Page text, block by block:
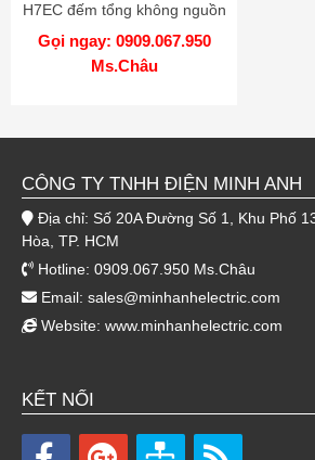
H7EC đếm tổng không nguồn
cấp
Gọi ngay: 0909.067.950
Ms.Châu
CÔNG TY TNHH ĐIỆN MINH ANH
Địa chỉ: Số 20A Đường Số 1, Khu Phố
Hòa, TP. HCM
Hotline: 0909.067.950 Ms.Châu
Email: sales@minhanhelectric.com
Website: www.minhanhelectric.com
KẾT NỐI